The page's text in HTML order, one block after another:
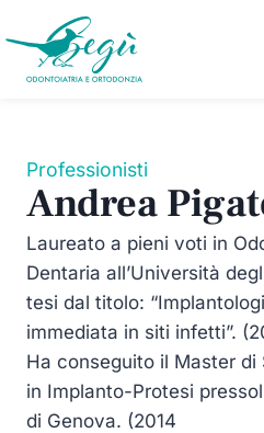
al
contenuto
Professionisti
Andrea
Laureato a pieni voti in
Dentaria all’Università
tesi dal titolo:
immediata in siti infetti”.
Ha conseguito il Master di
in Implanto-Protesi
di Genova. (2014